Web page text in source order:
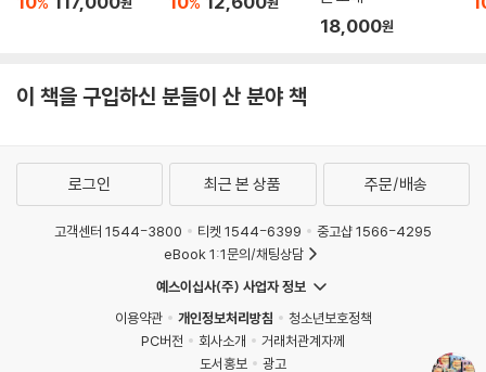
18,000원
이 책을 구입하신 분들이 산 분야 책
로그인 최근 본 상품 주문/배송
고객센터 1544-3800 티켓 1544-6399
중고샵 1566-4295
eBook 1:1문의/채팅상담
예스이십사(주) 사업자 정보
이용약관
개인정보처리방침
청소년보호정책
PC버전
회사소개
거래처관계자께
도서홍보
광고